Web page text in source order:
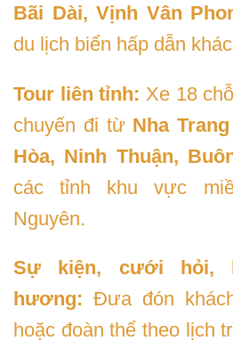
Bãi Dài, Vịnh Vân
du lịch biển hấp dẫn
Tour liên tỉnh: Xe 18
chuyến đi từ Nha
Hòa, Ninh Thuận,
các tỉnh khu vực
Nguyên.
Sự kiện, cưới hỏi,
hương: Đưa đón
hoặc đoàn thể theo lịch